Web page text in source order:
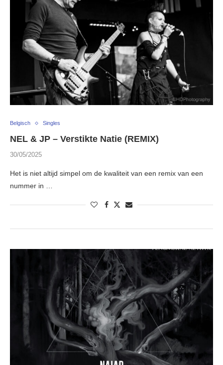
Belgisch Singles
NEL & JP – Verstikte Natie (REMIX)
30/05/2025
Het is niet altijd simpel om de kwaliteit van een remix van een
nummer in …